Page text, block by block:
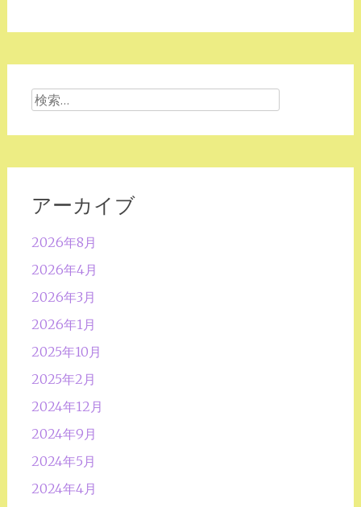
検
索:
アーカイブ
2026年8月
2026年4月
2026年3月
2026年1月
2025年10月
2025年2月
2024年12月
2024年9月
2024年5月
2024年4月